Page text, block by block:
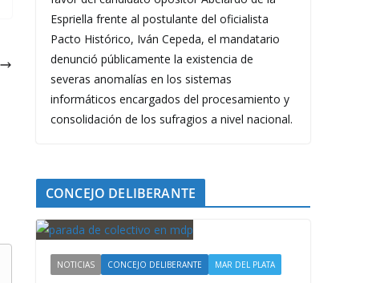
Espriella frente al postulante del oficialista
Pacto Histórico, Iván Cepeda, el mandatario
denunció públicamente la existencia de
severas anomalías en los sistemas
informáticos encargados del procesamiento y
consolidación de los sufragios a nivel nacional.
CONCEJO DELIBERANTE
NOTICIAS CONCEJO DELIBERANTE MAR DEL PLATA